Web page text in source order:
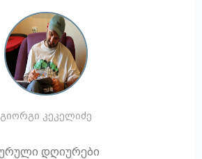
გიორგი კეკელიძე
დღიურები